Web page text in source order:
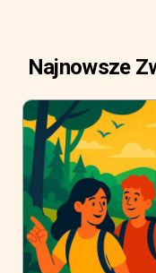
Najnowsze